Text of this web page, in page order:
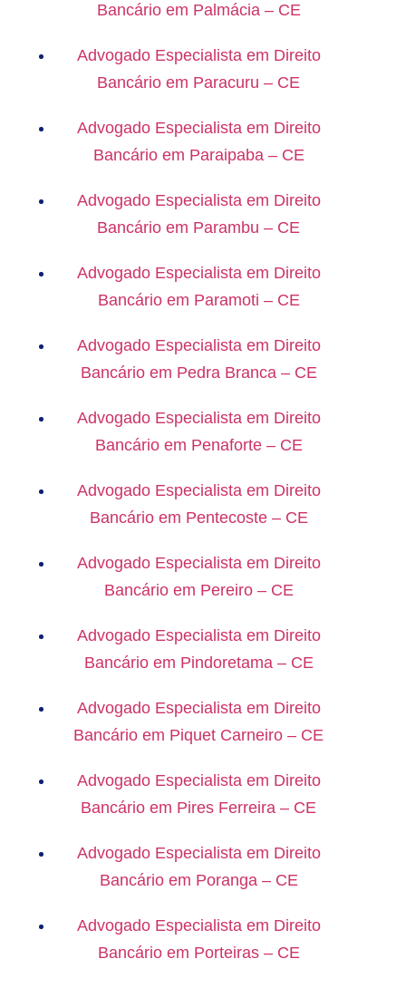
Bancário em Palmácia – CE
Advogado Especialista em Direito
Bancário em Paracuru – CE
Advogado Especialista em Direito
Bancário em Paraipaba – CE
Advogado Especialista em Direito
Bancário em Parambu – CE
Advogado Especialista em Direito
Bancário em Paramoti – CE
Advogado Especialista em Direito
Bancário em Pedra Branca – CE
Advogado Especialista em Direito
Bancário em Penaforte – CE
Advogado Especialista em Direito
Bancário em Pentecoste – CE
Advogado Especialista em Direito
Bancário em Pereiro – CE
Advogado Especialista em Direito
Bancário em Pindoretama – CE
Advogado Especialista em Direito
Bancário em Piquet Carneiro – CE
Advogado Especialista em Direito
Bancário em Pires Ferreira – CE
Advogado Especialista em Direito
Bancário em Poranga – CE
Advogado Especialista em Direito
Bancário em Porteiras – CE